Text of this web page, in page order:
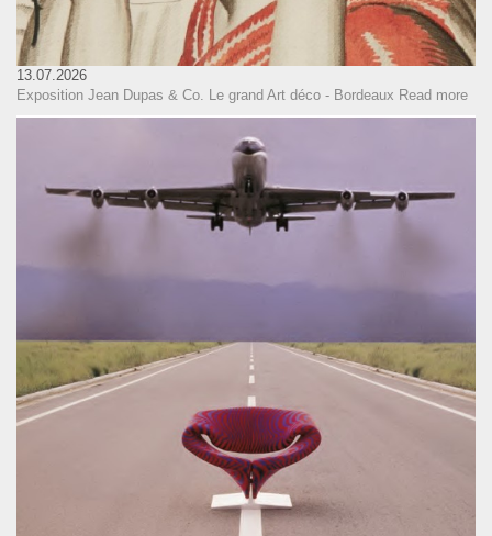
13.07.2026
Exposition Jean Dupas & Co. Le grand Art déco - Bordeaux Read more